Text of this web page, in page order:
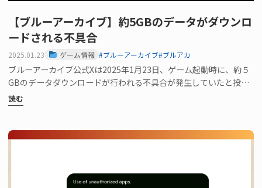
【ブルーアーカイブ】約5GBのデータがダウンロ
ードされる不具合
2025.01.23 ゲーム情報 #ブルーアーカイブ#ブルアカ
ブルーアーカイブ公式Xは2025年1月23日、ゲーム起動時に、約５
GBのデータダウンロードが行われる不具合が発生していたと投稿
しました。 htt…
読む